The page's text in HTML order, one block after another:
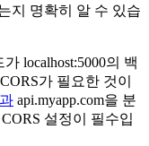
지 명확히 알 수 있습
localhost:5000의 백
가 필요한 것이
api.myapp.com을 분
설정이 필수입